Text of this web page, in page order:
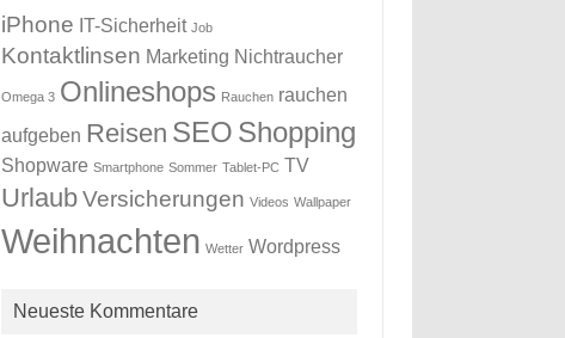
iPhone IT-Sicherheit Job
Kontaktlinsen Marketing Nichtraucher
Omega 3 Onlineshops Rauchen rauchen
aufgeben Reisen SEO Shopping
Shopware Smartphone Sommer Tablet-PC TV
Urlaub Versicherungen Videos Wallpaper
Weihnachten Wetter Wordpress
Neueste Kommentare